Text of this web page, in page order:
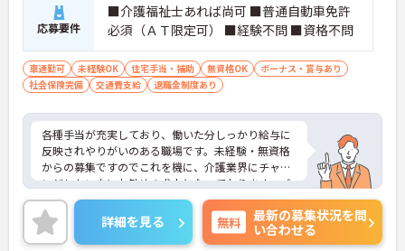
応募要件
■介護福祉士あれば尚可 ■普通自動車免許
必須（ＡＴ限定可） ■経験不問 ■資格不問
車通勤可 未経験OK 住宅手当・補助 無資格OK
ボーナス・賞与あり
社会保険完備
交通費支給 退職金制度あり
各種手当が充実しており、働いた分しっかり給与に
反映されやりがいのある職場です。未経験・無資格
からの募集ですのでこれを機に、介護業界にチャレ
ンジしたい方にお勧めの求人となっております。ご
興味のある方はご面接のポイントお伝えしますので
ご気軽にお問い合わせください。
詳細を見る 無料
最新の募集状況を問
い合わせる